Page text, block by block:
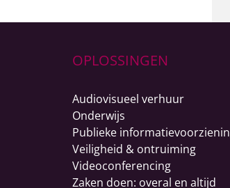
OPLOSSINGEN
Audiovisueel verhuur
Onderwijs
Publieke
Veiligheid & ontruiming
Videoconferencing
Zaken doen: overal en altijd